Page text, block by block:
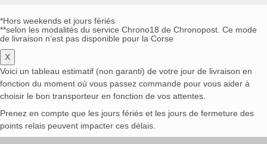
*Hors weekends et jours fériés
**selon les modalités du service Chrono18 de Chronopost. Ce mode
de livraison n’est pas disponible pour la Corse
X
Voici un tableau estimatif (non garanti) de votre jour de livraison en
fonction du moment où vous passez commande pour vous aider à
choisir le bon transporteur en fonction de vos attentes.
Prenez en compte que les jours fériés et les jours de fermeture des
points relais peuvent impacter ces délais.